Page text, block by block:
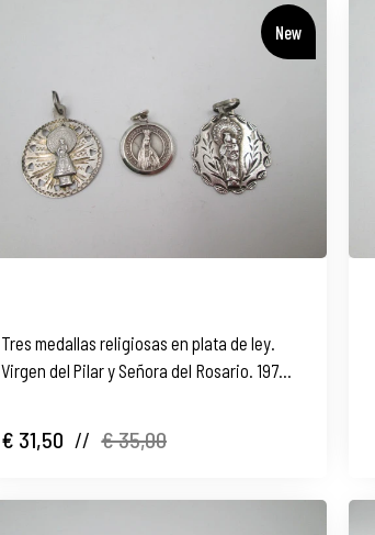
New
Tres medallas religiosas en plata de ley.
Virgen del Pilar y Señora del Rosario. 1970.
€ 31,50 // € 35,00